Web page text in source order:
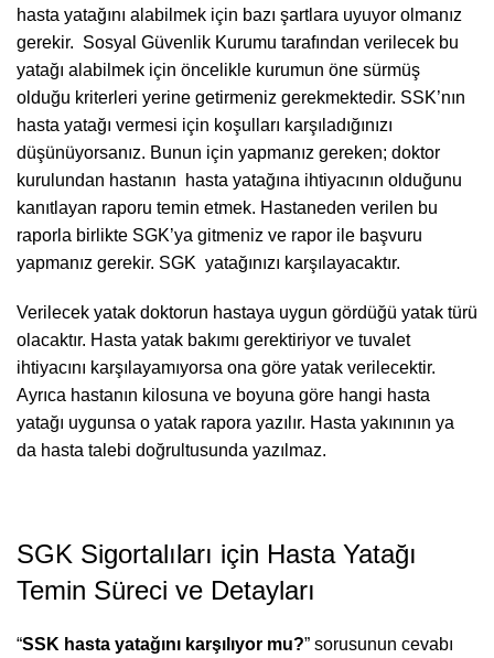
hasta yatağını alabilmek için bazı şartlara uyuyor olmanız
gerekir. Sosyal Güvenlik Kurumu tarafından verilecek bu
yatağı alabilmek için öncelikle kurumun öne sürmüş
olduğu kriterleri yerine getirmeniz gerekmektedir. SSK’nın
hasta yatağı vermesi için koşulları karşıladığınızı
düşünüyorsanız. Bunun için yapmanız gereken; doktor
kurulundan hastanın hasta yatağına ihtiyacının olduğunu
kanıtlayan raporu temin etmek. Hastaneden verilen bu
raporla birlikte SGK’ya gitmeniz ve rapor ile başvuru
yapmanız gerekir. SGK yatağınızı karşılayacaktır.
Verilecek yatak doktorun hastaya uygun gördüğü yatak türü
olacaktır. Hasta yatak bakımı gerektiriyor ve tuvalet
ihtiyacını karşılayamıyorsa ona göre yatak verilecektir.
Ayrıca hastanın kilosuna ve boyuna göre hangi hasta
yatağı uygunsa o yatak rapora yazılır. Hasta yakınının ya
da hasta talebi doğrultusunda yazılmaz.
SGK Sigortalıları için Hasta Yatağı
Temin Süreci ve Detayları
“SSK hasta yatağını karşılıyor mu?” sorusunun cevabı